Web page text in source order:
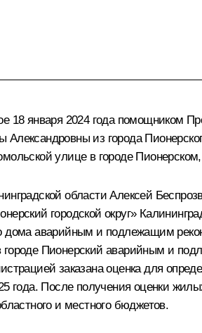
18 января 2024 года помощником
из города
улице в городе
области Алексей
городской округ»
дома аварийным и подлежащим
Пионерский аварийным и
заказана оценка для
года. После получения оценки
и местного бюджетов.